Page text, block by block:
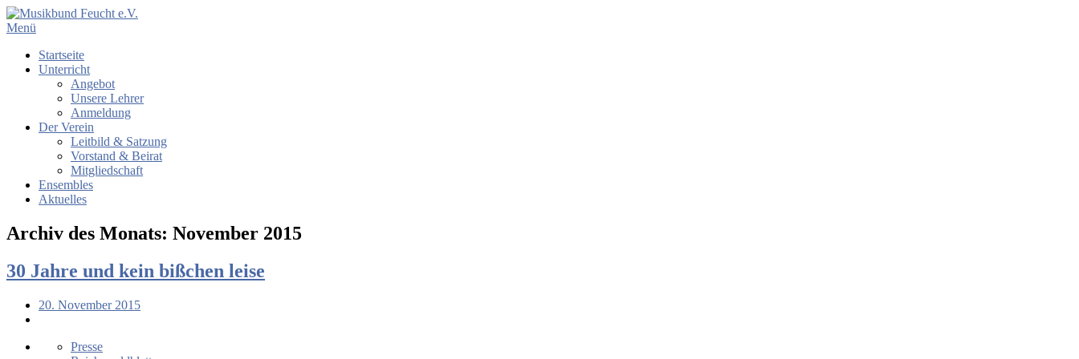
Menü
Startseite
Unterricht
Angebot
Unsere Lehrer
Anmeldung
Der Verein
Leitbild & Satzung
Vorstand & Beirat
Mitgliedschaft
Ensembles
Aktuelles
Archiv des Monats: November 2015
30 Jahre und kein bißchen leise
20. November 2015
Presse